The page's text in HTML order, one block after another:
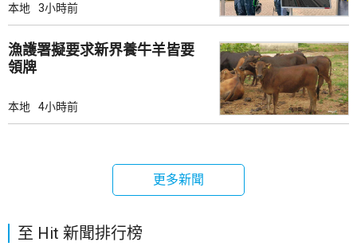
本地 3小時前
漁護署擬要求新界養牛羊皆要
領牌
本地 4小時前
更多新聞
至 Hit 新聞排行榜